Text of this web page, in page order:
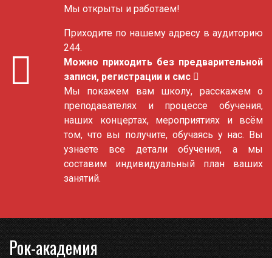
Мы открыты и работаем!
Приходите по нашему адресу в аудиторию
244.
Можно приходить без предварительной
записи, регистрации и смс
Мы покажем вам школу, расскажем о
преподавателях и процессе обучения,
наших концертах, мероприятиях и всём
том, что вы получите, обучаясь у нас. Вы
узнаете все детали обучения, а мы
составим индивидуальный план ваших
занятий.
Рок-академия